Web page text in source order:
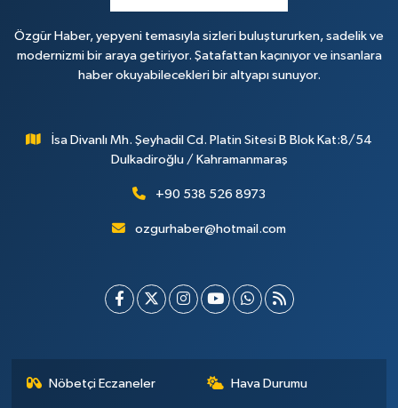
Özgür Haber, yepyeni temasıyla sizleri buluştururken, sadelik ve
modernizmi bir araya getiriyor. Şatafattan kaçınıyor ve insanlara
haber okuyabilecekleri bir altyapı sunuyor.
İsa Divanlı Mh. Şeyhadil Cd. Platin Sitesi B Blok Kat:8/54
Dulkadiroğlu / Kahramanmaraş
+90 538 526 8973
ozgurhaber@hotmail.com
Nöbetçi Eczaneler Hava Durumu